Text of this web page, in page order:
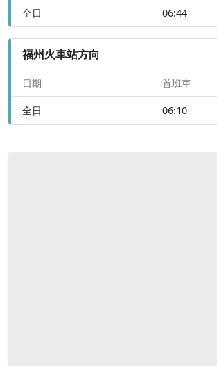
全日 06:44
福州火車站方向
日期 首班車
全日 06:10